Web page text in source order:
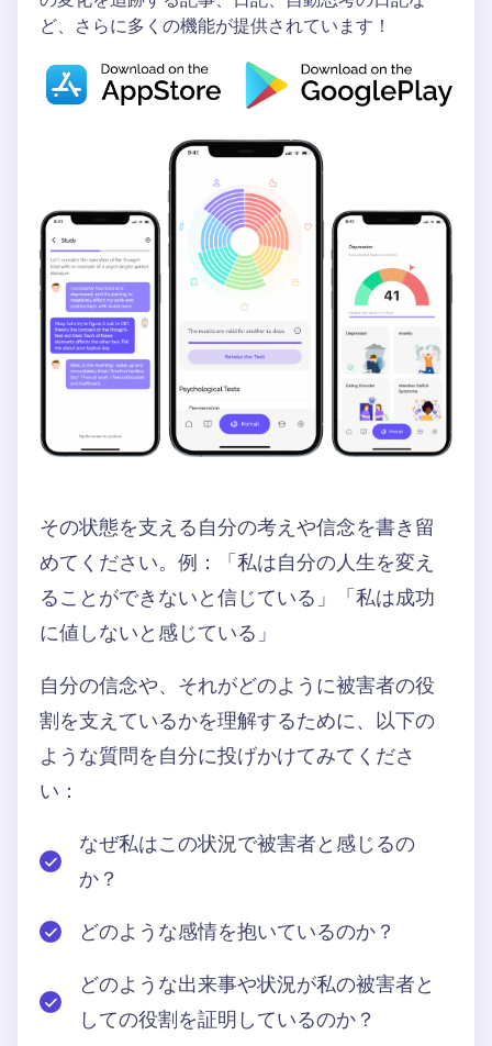
ど、さらに多くの機能が提供されています！
その状態を支える自分の考えや信念を書き留
めてください。例：「私は自分の人生を変え
ることができないと信じている」「私は成功
に値しないと感じている」
自分の信念や、それがどのように被害者の役
割を支えているかを理解するために、以下の
ような質問を自分に投げかけてみてくださ
い：
なぜ私はこの状況で被害者と感じるの
か？
どのような感情を抱いているのか？
どのような出来事や状況が私の被害者と
しての役割を証明しているのか？